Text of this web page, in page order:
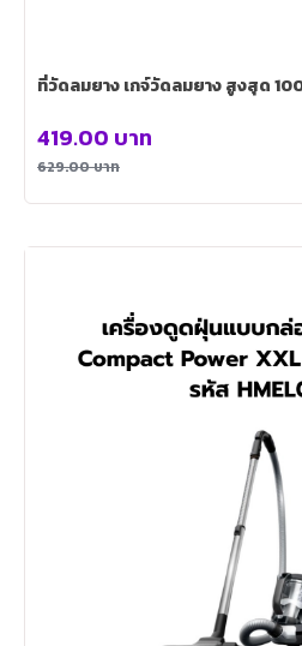
ที่วัดลมยาง เกจ์วัดลมยาง สูงสุด
629.00บาท
419.00 บาท